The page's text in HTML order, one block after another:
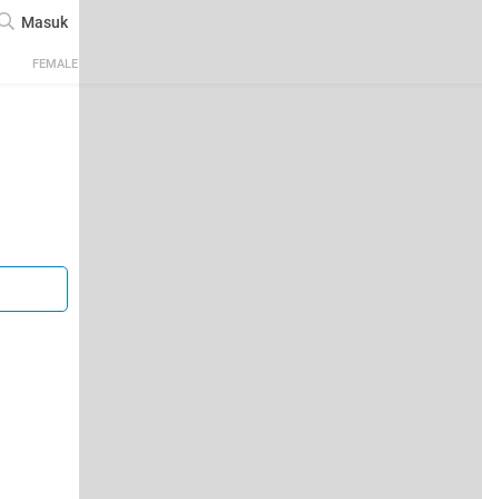
Masuk
FEMALE